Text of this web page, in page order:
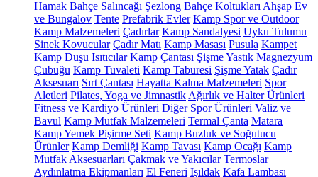
Hamak Bahçe Salıncağı Şezlong Bahçe Koltukları Ahşap Ev
ve Bungalov Tente Prefabrik Evler Kamp Spor ve Outdoor
Kamp Malzemeleri Çadırlar Kamp Sandalyesi Uyku Tulumu
Sinek Kovucular Çadır Matı Kamp Masası Pusula Kampet
Kamp Duşu Isıtıcılar Kamp Çantası Şişme Yastık Magnezyum
Çubuğu Kamp Tuvaleti Kamp Taburesi Şişme Yatak Çadır
Aksesuarı Sırt Çantası Hayatta Kalma Malzemeleri Spor
Aletleri Pilates, Yoga ve Jimnastik Ağırlık ve Halter Ürünleri
Fitness ve Kardiyo Ürünleri Diğer Spor Ürünleri Valiz ve
Bavul Kamp Mutfak Malzemeleri Termal Çanta Matara
Kamp Yemek Pişirme Seti Kamp Buzluk ve Soğutucu
Ürünler Kamp Demliği Kamp Tavası Kamp Ocağı Kamp
Mutfak Aksesuarları Çakmak ve Yakıcılar Termoslar
Aydınlatma Ekipmanları El Feneri Işıldak Kafa Lambası